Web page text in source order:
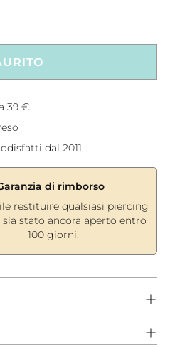
39 €.
dal 2011
di rimborso
restituire qualsiasi piercing
sia stato ancora aperto entro
100 giorni.